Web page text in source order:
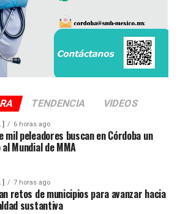
TENDENCIA VIDEOS
6 horas ago
mil peleadores buscan en Córdoba un
Mundial de MMA
7 horas ago
retos de municipios para avanzar hacia
sustantiva